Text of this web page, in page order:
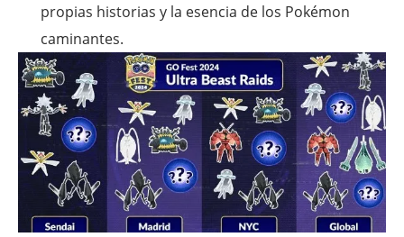
propias historias y la esencia de los Pokémon
caminantes.